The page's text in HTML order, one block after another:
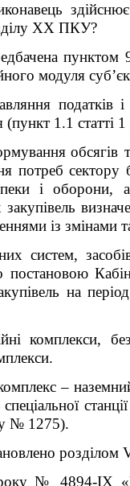
XX ПКУ?
пунктом
модуля
1.1 статті
обсягів
потреб
і оборони,
закупівель
із змінами
систем,
постановою
на
комплекси,
–
№ 1275).
розділом
№ 4894-IX